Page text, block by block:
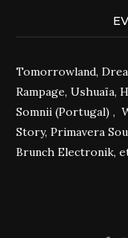
Tomorrowland,
Rampage, Ushuaïa,
Somnii (Portugal) ,
Story, Primavera
Brunch Electronik,